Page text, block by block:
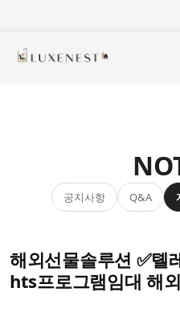
공지사항 Q&A
해외선물솔루션 ✅톌
hts프로그램임대 해